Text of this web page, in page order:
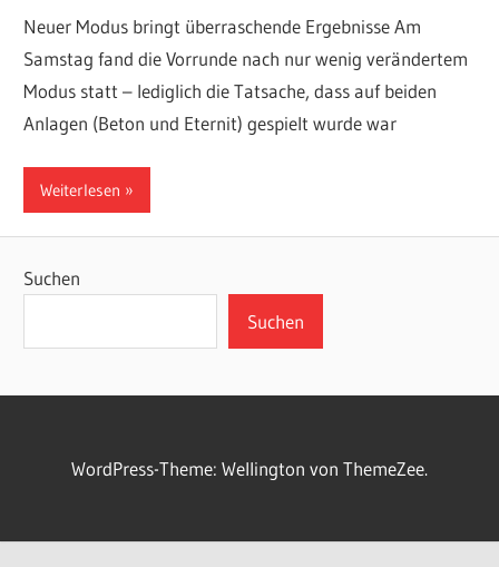
Neuer Modus bringt überraschende Ergebnisse Am
Samstag fand die Vorrunde nach nur wenig verändertem
Modus statt – lediglich die Tatsache, dass auf beiden
Anlagen (Beton und Eternit) gespielt wurde war
Weiterlesen
Suchen
Suchen
WordPress-Theme: Wellington von ThemeZee.